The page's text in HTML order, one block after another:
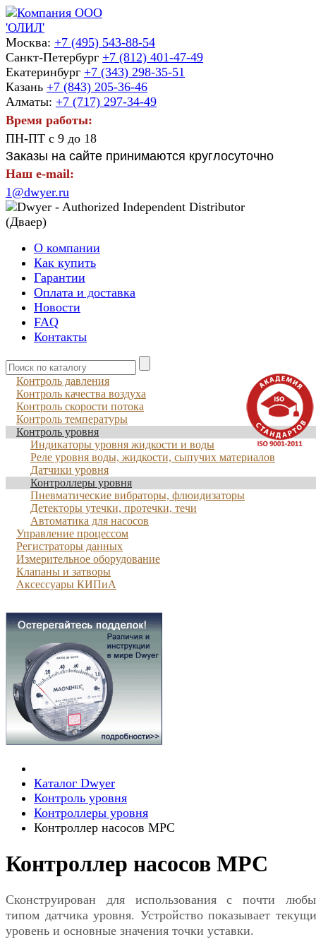
Москва: +7 (495) 543-88-54
Санкт-Петербург +7 (812) 401-47-49
Екатеринбург +7 (343) 298-35-51
Казань +7 (843) 205-36-46
Алматы: +7 (717) 297-34-49
Время работы:
ПН-ПТ с 9 до 18
Заказы на сайте принимаются круглосуточно
Наш e-mail:
1@dwyer.ru
О компании
Как купить
Гарантии
Оплата и доставка
Новости
FAQ
Контакты
Контроль давления
Контроль качества воздуха
Контроль скорости потока
Контроль температуры
Контроль уровня
Индикаторы уровня жидкости и воды
Реле уровня воды, жидкости, сыпучих материалов
Датчики уровня
Контроллеры уровня
Пневматические вибраторы, флюидизаторы
Детекторы утечки, протечки, течи
Автоматика для насосов
Управление процессом
Регистраторы данных
Измерительное оборудование
Клапаны и затворы
Аксессуары КИПиА
Каталог Dwyer
Контроль уровня
Контроллеры уровня
Контроллер насосов MPC
Контроллер насосов MPC
Сконструирован для использования с почти
типом датчика уровня. Устройство показывает
уровень и основные значения точки уставки.